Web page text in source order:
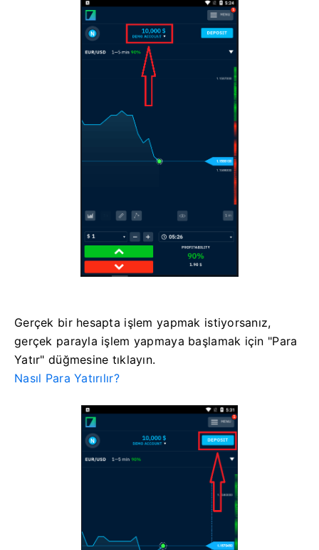
Gerçek bir hesapta işlem yapmak istiyorsanız,
gerçek parayla işlem yapmaya başlamak için "Para
Yatır" düğmesine tıklayın.
Nasıl Para Yatırılır?